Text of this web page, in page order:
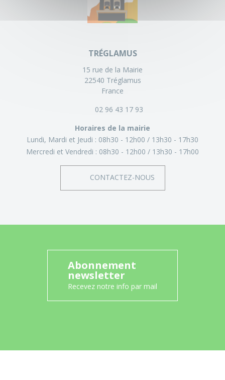
TRÉGLAMUS
15 rue de la Mairie
22540 Tréglamus
France
02 96 43 17 93
Horaires de la mairie
Lundi, Mardi et Jeudi : 08h30 - 12h00
13h30 - 17h30
Mercredi et Vendredi : 08h30 - 12h00 13h30 - 17h00
CONTACTEZ-NOUS
Abonnement
newsletter
Recevez notre info par mail